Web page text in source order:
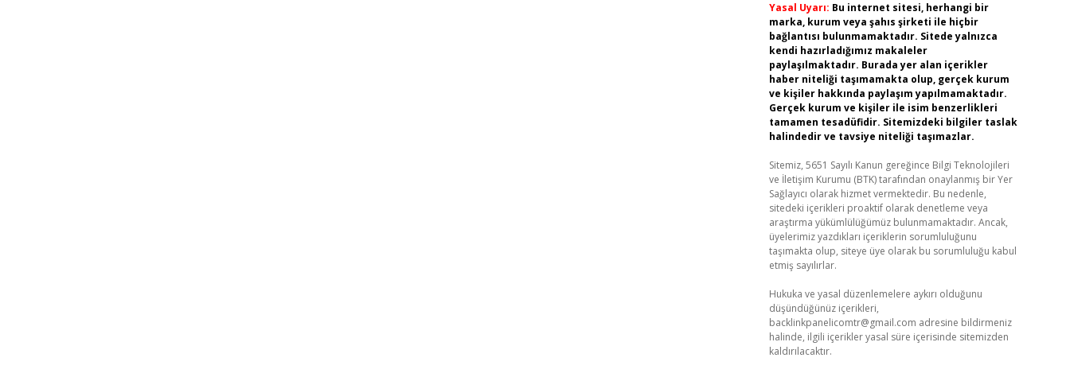
Yasal Uyarı: Bu internet sitesi, herhangi bir
marka, kurum veya şahıs şirketi ile hiçbir
bağlantısı bulunmamaktadır. Sitede yalnızca
kendi hazırladığımız makaleler
paylaşılmaktadır. Burada yer alan içerikler
haber niteliği taşımamakta olup, gerçek kurum
ve kişiler hakkında paylaşım yapılmamaktadır.
Gerçek kurum ve kişiler ile isim benzerlikleri
tamamen tesadüfidir. Sitemizdeki bilgiler taslak
halindedir ve tavsiye niteliği taşımazlar.
Sitemiz, 5651 Sayılı Kanun gereğince Bilgi Teknolojileri
ve İletişim Kurumu (BTK) tarafından onaylanmış bir Yer
Sağlayıcı olarak hizmet vermektedir. Bu nedenle,
sitedeki içerikleri proaktif olarak denetleme veya
araştırma yükümlülüğümüz bulunmamaktadır. Ancak,
üyelerimiz yazdıkları içeriklerin sorumluluğunu
taşımakta olup, siteye üye olarak bu sorumluluğu kabul
etmiş sayılırlar.
Hukuka ve yasal düzenlemelere aykırı olduğunu
düşündüğünüz içerikleri,
backlinkpanelicomtr@gmail.com adresine bildirmeniz
halinde, ilgili içerikler yasal süre içerisinde sitemizden
kaldırılacaktır.